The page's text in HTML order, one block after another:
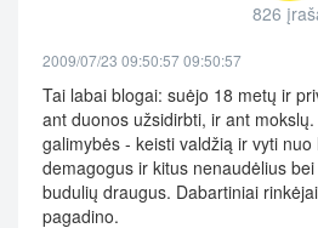
826
2009/07/23 09:50:57 09:50:57
Tai labai blogai: suėjo 18 metų ir
ant duonos užsidirbti, ir ant
galimybės - keisti valdžią ir vyti
demagogus ir kitus nenaudėlius
budulių draugus. Dabartiniai
pagadino.